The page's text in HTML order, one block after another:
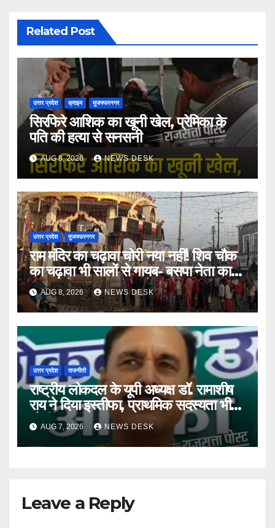
Related Post
उत्तर प्रदेश क्राइम मुजफ्फरनगर
सिरफिरे आशिक का खूनी खेल, प्रेमिका के
पति की हत्या से सनसनी
AUG 8, 2026 NEWS DESK
उत्तर प्रदेश मुजफ्फरनगर
राम मंदिर का चढ़ावा चोरी नया नहीं! शिव चौक
का चढ़ावा भी सालों से गायब- बसपा नेता का
बड़ा आरोप
AUG 8, 2026 NEWS DESK
उत्तर प्रदेश राजनीती
राष्ट्रीय लोकदल के यूपी अध्यक्ष डॉ. रामाशीष
राय ने दिया इस्तीफा, प्राथमिक सदस्यता भी
छोड़ीAUG 7, 2026 NEWS DESK
Leave a Reply